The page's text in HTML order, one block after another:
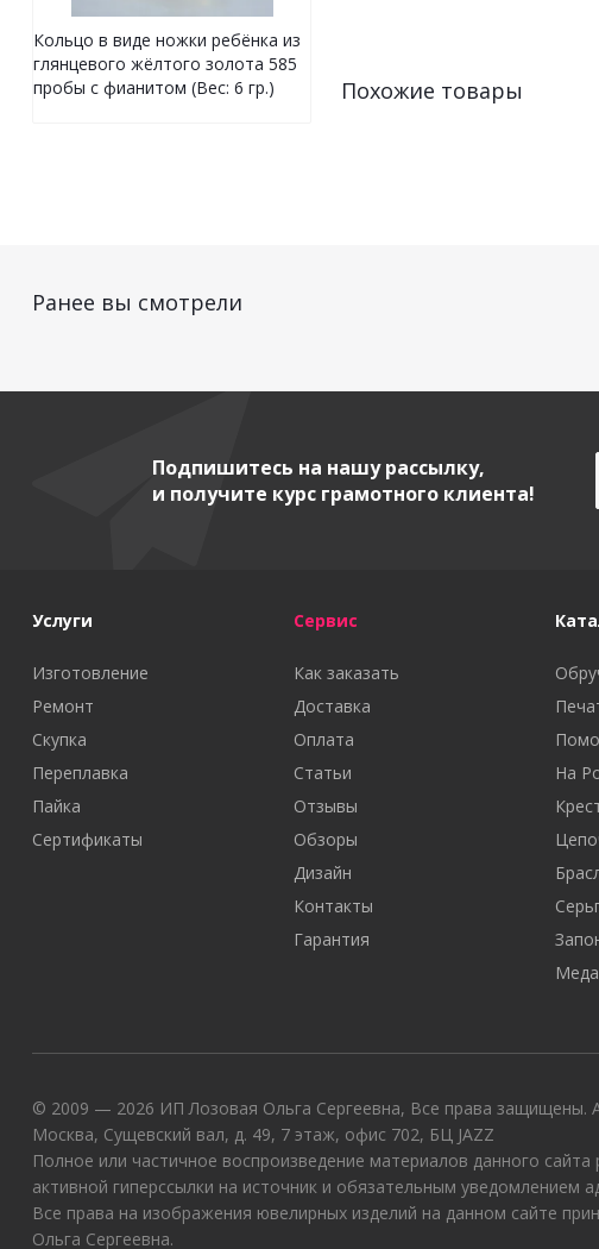
Похожие товары
Кольцо в виде ножки ребёнка из
глянцевого жёлтого золота 585
пробы с фианитом (Вес: 6 гр.)
Ранее вы смотрели
Подпишитесь на нашу рассылку,
и получите курс грамотного клиента!
Услуги
Изготовление
Ремонт
Скупка
Переплавка
Пайка
Сертификаты
Сервис
Как заказать
Доставка
Оплата
Статьи
Отзывы
Обзоры
Дизайн
Контакты
Гарантия
На
© 2009 — 2026 ИП Лозовая Ольга Сергеевна, Все права защищены.
Москва, Сущевский вал, д. 49, 7 этаж, офис 702, БЦ JAZZ
Полное или частичное воспроизведение материалов данного
активной гиперссылки на источник и обязательным уведомлением
Все права на изображения ювелирных изделий на данном сайте
Ольга Сергеевна.